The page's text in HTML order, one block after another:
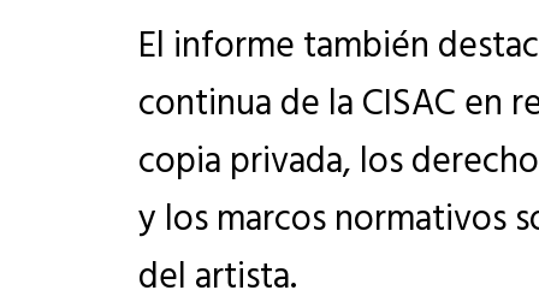
El informe también
continua de la CISAC en
copia privada, los
y los marcos normativos
del artista.